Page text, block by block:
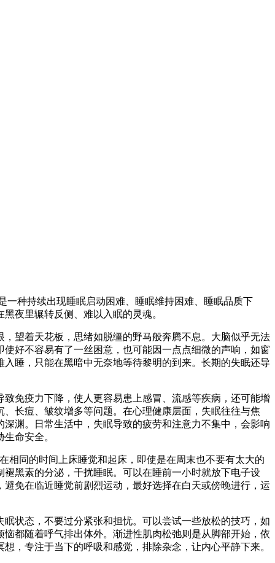
种持续出现睡眠启动困难、睡眠维持困难、睡眠品质下
夜里辗转反侧、难以入眠的灵魂。​
望着天花板，思绪如脱缰的野马般奔腾不息。大脑似乎无法
好不容易有了一丝困意，也可能因一点点细微的声响，如窗
睡，只能在黑暗中无奈地等待黎明的到来。长期的失眠还导
免疫力下降，使人更容易患上感冒、流感等疾病，还可能增
长痘、皱纹增多等问题。在心理健康层面，失眠往往与焦
渊。日常生活中，失眠导致的疲劳和注意力不集中，会影响
命安全。​
同的时间上床睡觉和起床，即使是在周末也不要有太大的
黑素的分泌，干扰睡眠。可以在睡前一小时就放下电子设
免在临近睡觉前剧烈运动，最好选择在白天或傍晚进行，运
状态，不要过分紧张和担忧。可以尝试一些放松的技巧，如
都随着呼气排出体外。渐进性肌肉松弛则是从脚部开始，依
，专注于当下的呼吸和感觉，排除杂念，让内心平静下来。​